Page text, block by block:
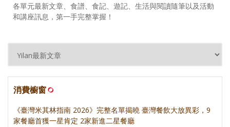
各單元最新文章、食譜、食記、遊記、生活與閱讀隨筆以及活動
和講座訊息，第一手完整掌握！
消費櫥窗
《臺灣米其林指南 2026》完整名單揭曉 臺灣餐飲大放異彩，9
家餐廳首獲一星肯定 2家新進二星餐廳